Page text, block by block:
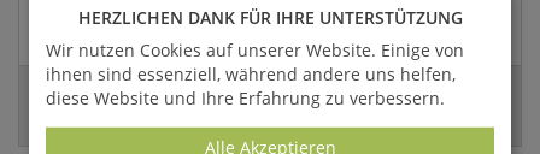
Versandart:
Spedition
EAN:
4056026380660
HERZLICHEN DANK FÜR IHRE UNTERSTÜTZUNG
Wir nutzen Cookies auf unserer Website. Einige von
ihnen sind essenziell, während andere uns helfen,
diese Website und Ihre Erfahrung zu verbessern.
Alle Akzeptieren